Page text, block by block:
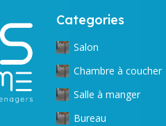
Categories
Salon
Chambre à coucher
Salle à manger
Bureau